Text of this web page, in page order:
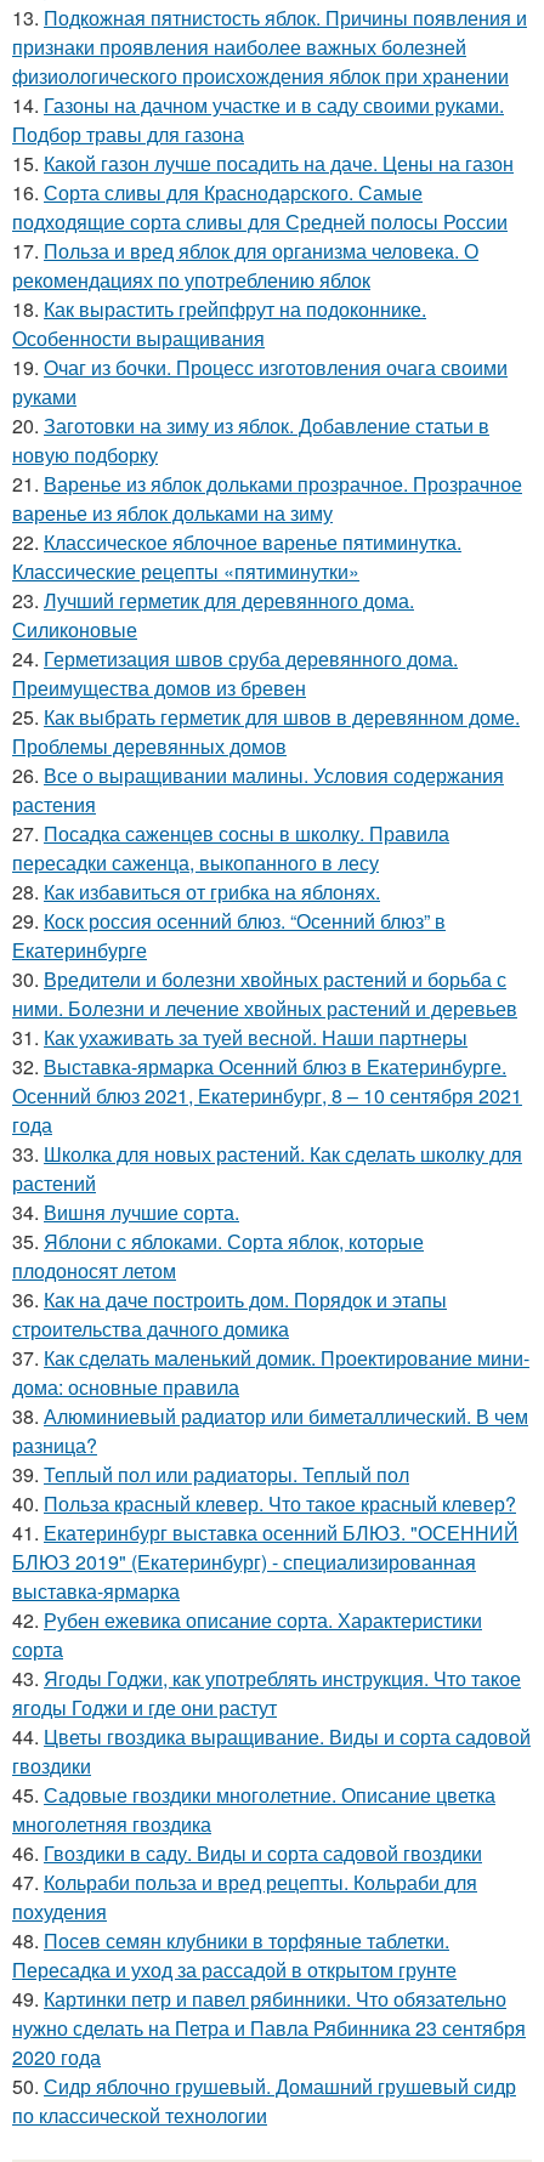
13. Подкожная пятнистость яблок. Причины появления и
признаки проявления наиболее важных болезней
физиологического происхождения яблок при хранении
14. Газоны на дачном участке и в саду своими руками.
Подбор травы для газона
15. Какой газон лучше посадить на даче. Цены на газон
16. Сорта сливы для Краснодарского. Самые
подходящие сорта сливы для Средней полосы России
17. Польза и вред яблок для организма человека. О
рекомендациях по употреблению яблок
18. Как вырастить грейпфрут на подоконнике.
Особенности выращивания
19. Очаг из бочки. Процесс изготовления очага своими
руками
20. Заготовки на зиму из яблок. Добавление статьи в
новую подборку
21. Варенье из яблок дольками прозрачное. Прозрачное
варенье из яблок дольками на зиму
22. Классическое яблочное варенье пятиминутка.
Классические рецепты «пятиминутки»
23. Лучший герметик для деревянного дома.
Силиконовые
24. Герметизация швов сруба деревянного дома.
Преимущества домов из бревен
25. Как выбрать герметик для швов в деревянном доме.
Проблемы деревянных домов
26. Все о выращивании малины. Условия содержания
растения
27. Посадка саженцев сосны в школку. Правила
пересадки саженца, выкопанного в лесу
28. Как избавиться от грибка на яблонях.
29. Коск россия осенний блюз. “Осенний блюз” в
Екатеринбурге
30. Вредители и болезни хвойных растений и борьба с
ними. Болезни и лечение хвойных растений и деревьев
31. Как ухаживать за туей весной. Наши партнеры
32. Выставка-ярмарка Осенний блюз в Екатеринбурге.
Осенний блюз 2021, Екатеринбург, 8 – 10 сентября 2021
года
33. Школка для новых растений. Как сделать школку для
растений
34. Вишня лучшие сорта.
35. Яблони с яблоками. Сорта яблок, которые
плодоносят летом
36. Как на даче построить дом. Порядок и этапы
строительства дачного домика
37. Как сделать маленький домик. Проектирование мини-
дома: основные правила
38. Алюминиевый радиатор или биметаллический. В чем
разница?
39. Теплый пол или радиаторы. Теплый пол
40. Польза красный клевер. Что такое красный клевер?
41. Екатеринбург выставка осенний БЛЮЗ. "ОСЕННИЙ
БЛЮЗ 2019" (Екатеринбург) - специализированная
выставка-ярмарка
42. Рубен ежевика описание сорта. Характеристики
сорта
43. Ягоды Годжи, как употреблять инструкция. Что такое
ягоды Годжи и где они растут
44. Цветы гвоздика выращивание. Виды и сорта садовой
гвоздики
45. Садовые гвоздики многолетние. Описание цветка
многолетняя гвоздика
46. Гвоздики в саду. Виды и сорта садовой гвоздики
47. Кольраби польза и вред рецепты. Кольраби для
похудения
48. Посев семян клубники в торфяные таблетки.
Пересадка и уход за рассадой в открытом грунте
49. Картинки петр и павел рябинники. Что обязательно
нужно сделать на Петра и Павла Рябинника 23 сентября
2020 года
50. Сидр яблочно грушевый. Домашний грушевый сидр
по классической технологии